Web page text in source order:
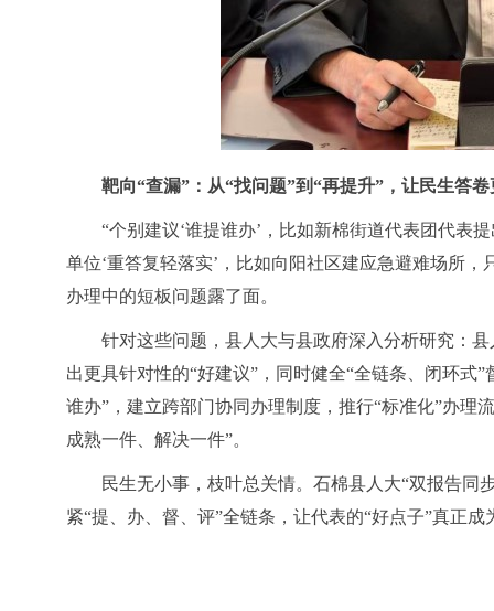
靶向“查漏”：从“找问题”到“再提升”，让民生答
“个别建议‘谁提谁办’，比如新棉街道代表团代表
单位‘重答复轻落实’，比如向阳社区建应急避难场所
办理中的短板问题露了面。
针对这些问题，县人大与县政府深入分析研究：
出更具针对性的“好建议”，同时健全“全链条、闭环式
谁办”，建立跨部门协同办理制度，推行“标准化”办理
成熟一件、解决一件”。
民生无小事，枝叶总关情。石棉县人大“双报告同
紧“提、办、督、评”全链条，让代表的“好点子”真正